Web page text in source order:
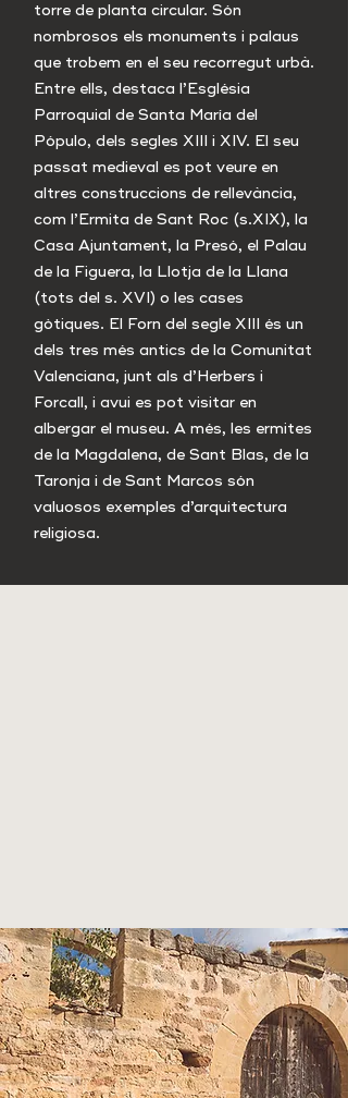
torre de planta circular. Són
nombrosos els monuments i palaus
que trobem en el seu recorregut urbà.
Entre ells, destaca l’Església
Parroquial de Santa María del
Pópulo, dels segles XIII i XIV. El seu
passat medieval es pot veure en
altres construccions de rellevància,
com l’Ermita de Sant Roc (s.XIX), la
Casa Ajuntament, la Presó, el Palau
de la Figuera, la Llotja de la Llana
(tots del s. XVI) o les cases
gòtiques. El Forn del segle XIII és un
dels tres més antics de la Comunitat
Valenciana, junt als d’Herbers i
Forcall, i avui es pot visitar en
albergar el museu. A més, les ermites
de la Magdalena, de Sant Blas, de la
Taronja i de Sant Marcos són
valuosos exemples d’arquitectura
religiosa.